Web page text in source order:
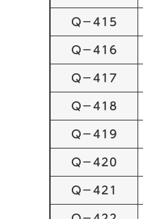
Q－415
Q－416
Q－417
Q－418
Q－419
Q－420
Q－421